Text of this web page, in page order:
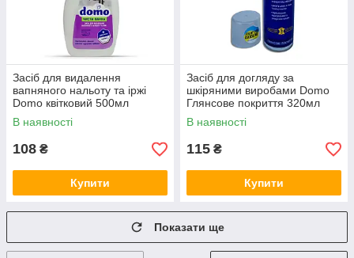
Засіб для видалення
вапняного нальоту та іржі
Domo квітковий 500мл
В наявності
108 ₴
Купити
Засіб для догляду за
шкіряними виробами Domo
Глянсове покриття 320мл
В наявності
115 ₴
Купити
Показати ще